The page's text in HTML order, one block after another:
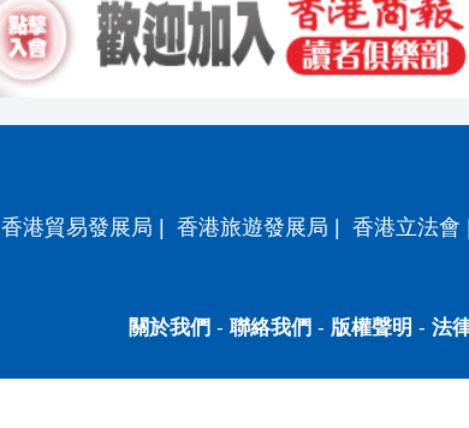
香港貿易發展局 | 香港旅遊發展局 | 香港立法會
關於我們 - 聯絡我們 - 版權聲明 - 法